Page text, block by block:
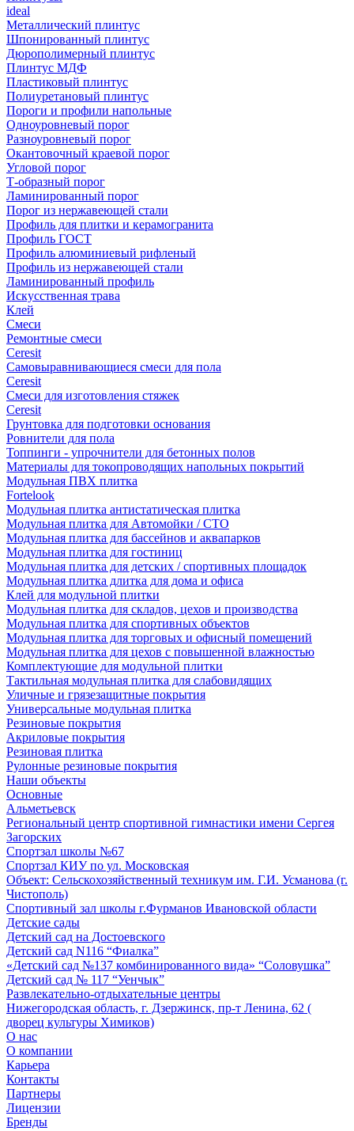
ideal
Металлический плинтус
Шпонированный плинтус
Дюрополимерный плинтус
Плинтус МДФ
Пластиковый плинтус
Полиуретановый плинтус
Пороги и профили напольные
Одноуровневый порог
Разноуровневый порог
Окантовочный краевой порог
Угловой порог
Т-образный порог
Ламинированный порог
Порог из нержавеющей стали
Профиль для плитки и керамогранита
Профиль ГОСТ
Профиль алюминиевый рифленый
Профиль из нержавеющей стали
Ламинированный профиль
Искусственная трава
Клей
Смеси
Ремонтные смеси
Ceresit
Самовыравнивающиеся смеси для пола
Ceresit
Смеси для изготовления стяжек
Ceresit
Грунтовка для подготовки основания
Ровнители для пола
Топпинги - упрочнители для бетонных полов
Материалы для токопроводящих напольных покрытий
Модульная ПВХ плитка
Fortelook
Модульная плитка антистатическая плитка
Модульная плитка для Автомойки / СТО
Модульная плитка для бассейнов и аквапарков
Модульная плитка для гостиниц
Модульная плитка для детских / спортивных площадок
Модульная плитка длитка для дома и офиса
Клей для модульной плитки
Модульная плитка для складов, цехов и производства
Модульная плитка для спортивных объектов
Модульная плитка для торговых и офисный помещений
Модульная плитка для цехов с повышенной влажностью
Комплектующие для модульной плитки
Тактильная модульная плитка для слабовидящих
Уличные и грязезащитные покрытия
Универсальные модульная плитка
Резиновые покрытия
Акриловые покрытия
Резиновая плитка
Рулонные резиновые покрытия
Наши объекты
Основные
Альметьевск
Региональный центр спортивной гимнастики имени Сергея
Загорских
Спортзал школы №67
Спортзал КИУ по ул. Московская
Объект: Сельскохозяйственный техникум им. Г.И. Усманова (г.
Чистополь)
Спортивный зал школы г.Фурманов Ивановской области
Детские сады
Детский сад на Достоевского
Детский сад N116 “Фиалка”
«Детский сад №137 комбинированного вида» “Соловушка”
Детский сад № 117 “Уенчык”
Развлекательно-отдыхательные центры
Нижегородская область, г. Дзержинск, пр-т Ленина, 62 (
дворец культуры Химиков)
О нас
О компании
Карьера
Контакты
Партнеры
Лицензии
Бренды